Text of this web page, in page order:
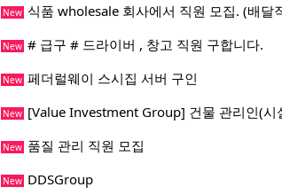
New 식품 wholesale 회사에서 직원 모집. (배달
New # 급구 # 드라이버 , 창고 직원 구합니다.
New 페더럴웨이 스시집 서버 구인
New [Value Investment Group] 건물 관리인(시
New 품질 관리 직원 모집
New DDSGroup